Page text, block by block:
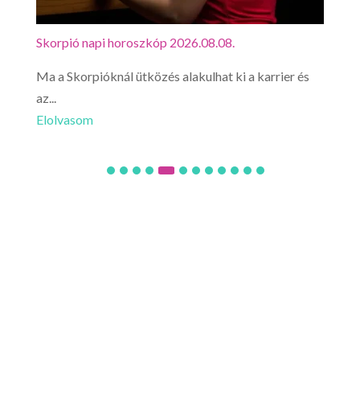
Skorpió napi horoszkóp 2026.08.08.
Ma a Skorpióknál ütközés alakulhat ki a karrier és
az...
Elolvasom